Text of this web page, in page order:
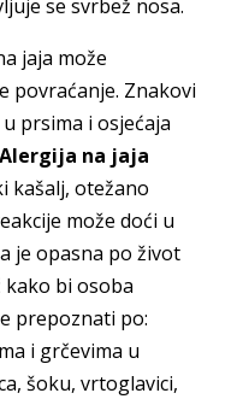
se svrbež nosa.
jaja može
povraćanje. Znakovi
prsima i osjećaja
Alergija na jaja
kašalj, otežano
može doći u
je opasna po život
bi osoba
prepoznati po:
i grčevima u
šoku, vrtoglavici,